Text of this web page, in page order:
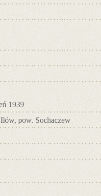
1939
pow. Sochaczew